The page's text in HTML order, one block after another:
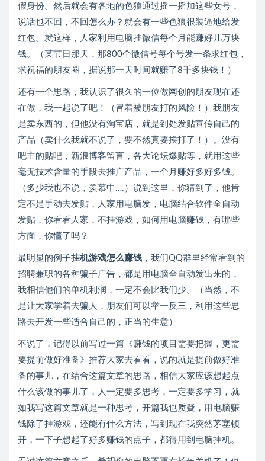
假身份。然后就会有各地的色狼通过摇一摇加这些女号，
说话也不回，不回怎么办？就会有一些色狼很装逼地给发
红包。就这样，人家利用电脑挂微信每个月能赚好几万块
钱。（某节日那天，那800个微信号每个号发一条求红包，
求祝福的朋友圈，据说那一天时间就赚了8千多块钱！）
还有一个思路，我认识了很久的一位做网创的朋友现在还
在做，我一起说了吧！（冒着被朋友打的风险！）我朋友
是卖东西的，但他没有淘宝店，就是到处发贴宣传自己的
产品（卖什么我就不说了，要不然真要挨打了！）。没有
吧主的贴吧，新浪博客留言，各大论坛爆贴等，就用这些
毫无技术含量的手段去推广产品，一个月赚好多好多钱。
（多少我也不说，羡慕中….）说到这里，你猜到了，他肯
定不是手动去发贴，人家用电脑发，电脑结合软件全自动
发贴，你看看人家，不挂游戏，如何用电脑赚钱，有哪些
方面，你懂了吗？
最明显的例子挂机游戏怎么赚钱 ，我们QQ群里经常看到的
招聘兼职的各种骗子广告，都是用电脑全自动发出来的，
我相信他们的单机利润，一定不会比我们少。（当然，不
是让大家学着去骗人，朋友们可以举一反三，利用这些思
路去开发一些适合自己的，正当的生意）
不说了，记得以前写过一篇《赚钱的项目需要把握，更需
要提前做好准备》推荐大家去看看，说的就是提前做好准
备的事儿，在结合这篇文章的思路，相信大家应该想起点
什么该做的事儿了，人一定要多思考，一定要多学习，就
如我写这篇文章就是一种思考，开篇我也质疑，用电脑赚
钱除了挂游戏，还能有什么方法，写到现在我突然茅塞顿
开，一下子想起了好多赚钱的点子，都得用到电脑挂机。